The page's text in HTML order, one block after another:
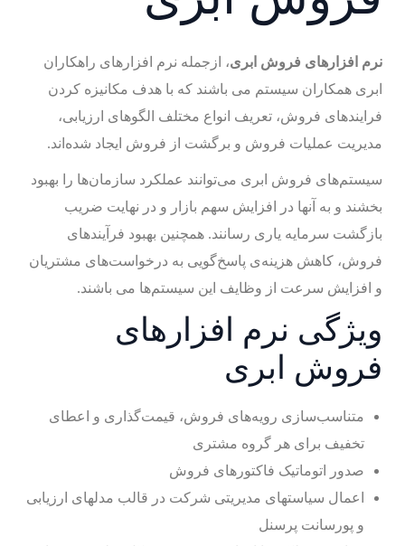
نرم افزارهای فروش ابری، ازجمله نرم افزارهای راهکاران
ابری همکاران سیستم می باشند که با هدف مکانیزه کردن
فرایندهای فروش، تعریف انواع مختلف الگوهای ارزیابی،
مدیریت عملیات فروش و برگشت از فروش ایجاد شده‌اند.
سیستم‌های فروش ابری می‌توانند عملکرد سازمان‌ها را بهبود
بخشند و به آنها در افزایش سهم بازار و در نهایت ضریب
بازگشت سرمایه یاری رسانند. همچنین بهبود فرآیند‌‌‌های
فروش، کاهش هزینه‌ی پاسخ‌‌‌گویی به ‌‌‌درخواست‌های مشتریان
و افزایش سرعت از وظایف این سیستم‌ها می باشند.
ویژگی‌ نرم افزارهای
فروش ابری
متناسب‌سازی رویه‌های فروش، قیمت‌گذاری و اعطای
تخفیف برای هر گروه مشتری
صدور اتوماتیک فاکتورهای فروش
اعمال سیاستهای مدیریتی شرکت در قالب مدلهای ارزیابی
و پورسانت پرسنل